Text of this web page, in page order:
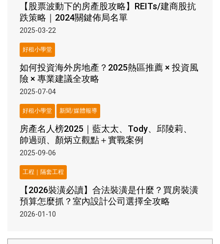
【股票波動下的房產股攻略】REITs/建商股抗
跌策略｜2024關鍵佈局名單
2025-03-22
好租小學堂
如何投資海外房地產？2025熱區推薦 × 投資風
險 × 專業建議全攻略
2025-07-04
好租小學堂 新聞/媒體報導
房產名人榜2025｜藍太太、Tody、邱陵莉、
帥過頭、顏炳立觀點＋實戰案例
2025-09-06
工程｜隔套工程
【2026裝潢必讀】合法裝潢是什麼？買房裝潢
預算怎麼抓？室內設計公司選擇全攻略
2026-01-10